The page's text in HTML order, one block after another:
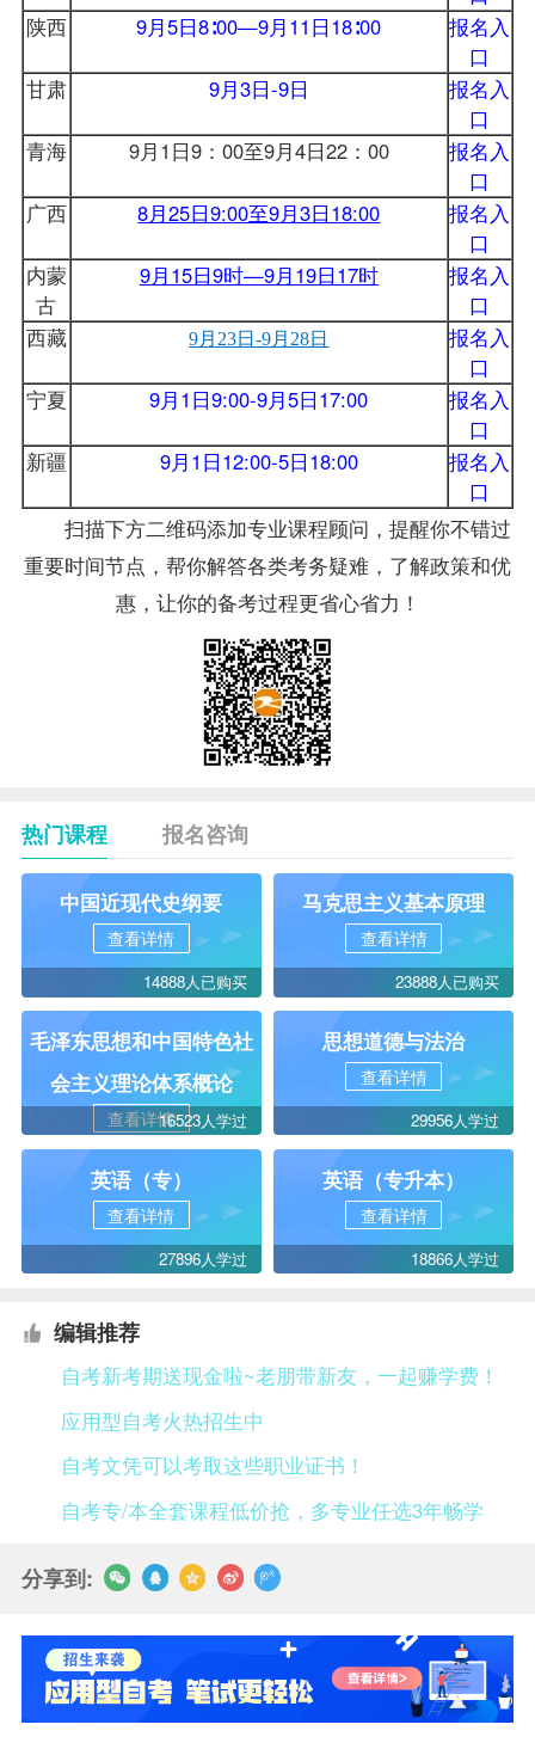
陕西
9月5日8∶00—9月11日18∶00
报名入
口
甘肃
9月3日-9日
报名入
口
青海
9月1日9：00至9月4日22：00
报名入
口
广西
8月25日9:00至9月3日18:00
报名入
口
内蒙
古
9月15日9时—9月19日17时
报名入
口
西藏
9月23日-9月28日
报名入
口
宁夏
9月1日9:00-9月5日17:00
报名入
口
新疆
9月1日12:00-5日18:00
报名入
口
扫描下方二维码添加专业课程顾问，提醒你不错过
重要时间节点，帮你解答各类考务疑难，了解政策和优
惠，让你的备考过程更省心省力！
热门课程 报名咨询
中国近现代史纲要
查看详情
14888人已购买
马克思主义基本原理
查看详情
23888人已购买
毛泽东思想和中国特色社
会主义理论体系概论
查看详情16523人学过
思想道德与法治
查看详情
29956人学过
英语（专）
查看详情
27896人学过
英语（专升本）
查看详情
18866人学过
编辑推荐
自考新考期送现金啦~老朋带新友，一起赚学费！
应用型自考火热招生中
自考文凭可以考取这些职业证书！
自考专/本全套课程低价抢，多专业任选3年畅学
分享到: